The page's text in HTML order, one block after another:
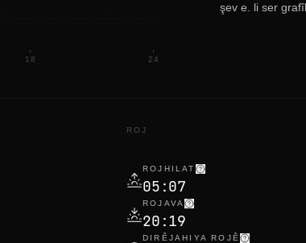
18 24
şev e. li ser
ROJ
ROJHILAT
05:07
ROJAVA
20:19
DIRÊJAHIYA ROJÊ